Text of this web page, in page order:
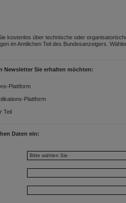
kostenlos über technische oder
im Amtlichen Teil des Bundesanzeigers.
Newsletter Sie erhalten möchten:
Plattform
Plattform
Teil
Daten ein: